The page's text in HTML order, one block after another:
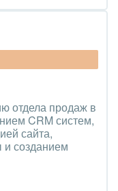
отдела продаж в
CRM систем,
сайта,
и созданием